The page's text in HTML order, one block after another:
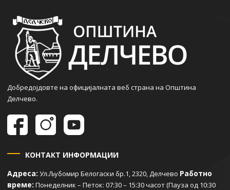
Добредојдовте на официјалната веб страна на Општина
Делчево.
КОНТАКТ ИНФОРМАЦИИ
Адреса: Ул.Љубомир Белогаски бр.1, 2320, Делчево Работно
време: Понеделник – Петок: 07:30 – 15:30 часот (Пауза од 10:30